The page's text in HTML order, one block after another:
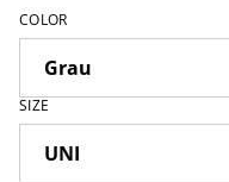
COLOR
SIZE